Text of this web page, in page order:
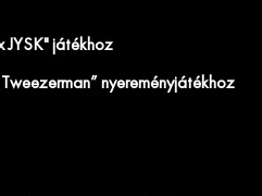
JYSK" játékhoz
Tweezerman” nyereményjátékhoz